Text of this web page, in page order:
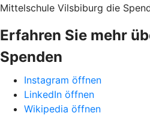
Mittelschule Vilsbiburg die
Erfahren Sie mehr
Spenden
Instagram öffnen
LinkedIn öffnen
Wikipedia öffnen